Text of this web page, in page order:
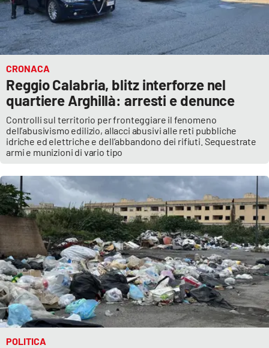
CRONACA
Reggio Calabria, blitz interforze nel
quartiere Arghillà: arresti e denunce
Controlli sul territorio per fronteggiare il fenomeno
dell’abusivismo edilizio, allacci abusivi alle reti pubbliche
idriche ed elettriche e dell’abbandono dei rifiuti. Sequestrate
armi e munizioni di vario tipo
POLITICA